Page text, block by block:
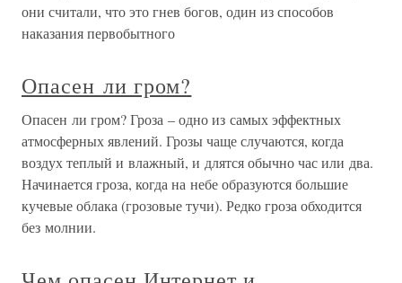
они считали, что это гнев богов, один из способов
наказания первобытного
Опасен ли гром?
Опасен ли гром? Гроза – одно из самых эффектных
атмосферных явлений. Грозы чаще случаются, когда
воздух теплый и влажный, и длятся обычно час или два.
Начинается гроза, когда на небе образуются большие
кучевые облака (грозовые тучи). Редко гроза обходится
без молнии.